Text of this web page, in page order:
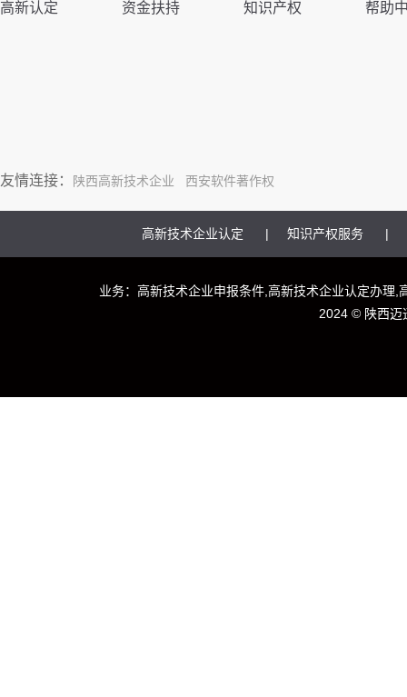
高新认定 资金扶持 知识产权 帮助
友情连接： 陕西高新技术企业 西安软件著作权
高新技术企业认定 知识产权服务
业务：高新技术企业申报条件,高新技术企业认定办理
2024 © 陕